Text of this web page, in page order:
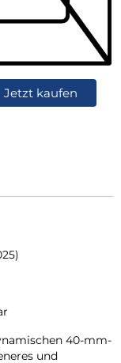
Jetzt kaufen
40-mm-
und